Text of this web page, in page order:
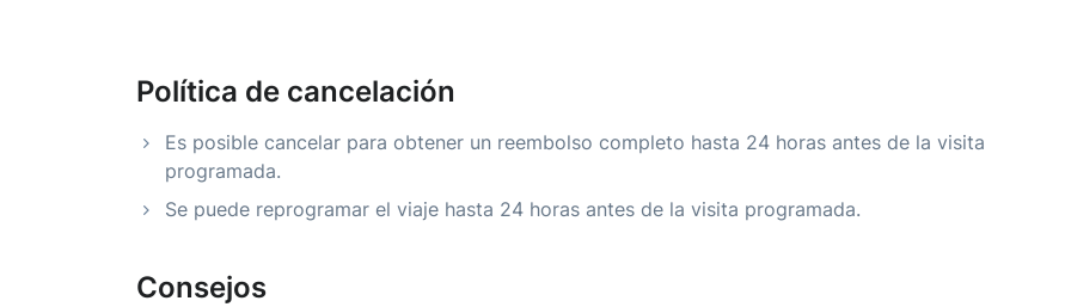
Política de cancelación
Es posible cancelar para obtener un reembolso completo hasta 24 horas antes de la visita
programada.
Se puede reprogramar el viaje hasta 24 horas antes de la visita programada.
Consejos